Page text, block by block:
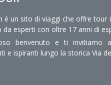
è un sito di viaggi che offre tour
da esperti con oltre 17 anni di
benvenuto e ti invitiamo
e ispiranti lungo la storica Via